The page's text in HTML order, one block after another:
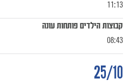
11:13
08:43
קבוצות הילדים פותחות עונה
25/10